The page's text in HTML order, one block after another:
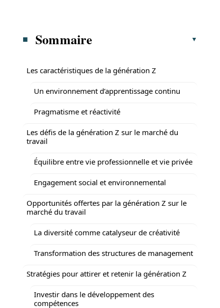
Sommaire
Les caractéristiques de la génération Z
Un environnement d’apprentissage continu
Pragmatisme et réactivité
Les défis de la génération Z sur le marché du
travail
Équilibre entre vie professionnelle et vie privée
Engagement social et environnemental
Opportunités offertes par la génération Z sur le
marché du travail
La diversité comme catalyseur de créativité
Transformation des structures de management
Stratégies pour attirer et retenir la génération Z
Investir dans le développement des
compétences